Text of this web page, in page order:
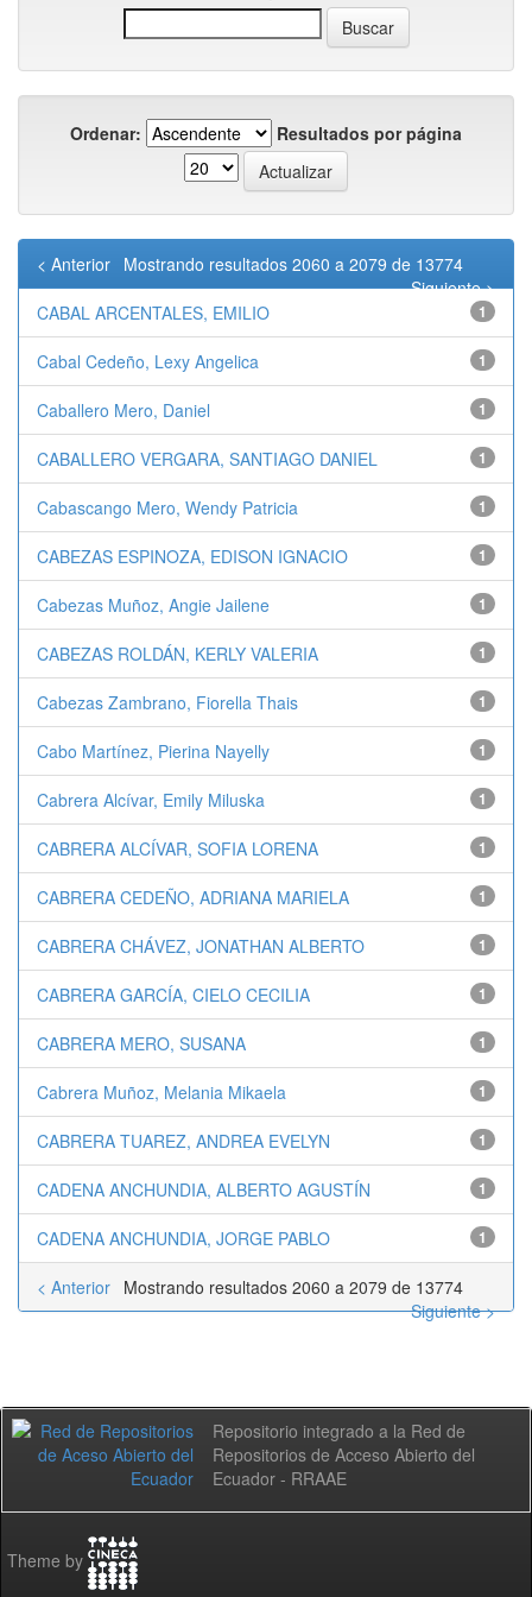
Ordenar: Resultados por página
Mostrando resultados 2060 a 2079 de 13774
< Anterior
Siguiente >
CABAL ARCENTALES, EMILIO
1
Cabal Cedeño, Lexy Angelica 1
Caballero Mero, Daniel 1
CABALLERO VERGARA, SANTIAGO DANIEL 1
Cabascango Mero, Wendy Patricia 1
CABEZAS ESPINOZA, EDISON IGNACIO 1
Cabezas Muñoz, Angie Jailene 1
CABEZAS ROLDÁN, KERLY VALERIA 1
Cabezas Zambrano, Fiorella Thais 1
Cabo Martínez, Pierina Nayelly 1
Cabrera Alcívar, Emily Miluska 1
CABRERA ALCÍVAR, SOFIA LORENA 1
CABRERA CEDEÑO, ADRIANA MARIELA 1
CABRERA CHÁVEZ, JONATHAN ALBERTO 1
CABRERA GARCÍA, CIELO CECILIA 1
CABRERA MERO, SUSANA 1
Cabrera Muñoz, Melania Mikaela 1
CABRERA TUAREZ, ANDREA EVELYN 1
CADENA ANCHUNDIA, ALBERTO AGUSTÍN 1
CADENA ANCHUNDIA, JORGE PABLO 1
Mostrando resultados 2060 a 2079 de 13774
< Anterior
Siguiente >
Repositorio integrado a la Red de
Repositorios de Acceso Abierto del
Ecuador - RRAAE
Theme by